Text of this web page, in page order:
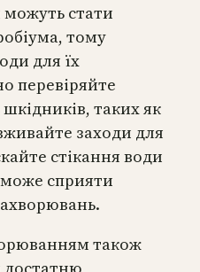
стати
тому
для їх
перевіряйте
таких як
заходи для
стікання води
може сприяти
також